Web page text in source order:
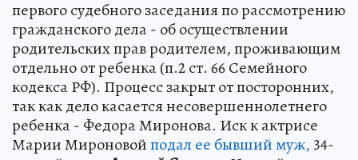
первого судебного заседания по рассмотрению
гражданского дела - об осуществлении
родительских прав родителем, проживающим
отдельно от ребенка (п.2 ст. 66 Семейного
кодекса РФ). Процесс закрыт от посторонних,
так как дело касается несовершеннолетнего
ребенка - Федора Миронова. Иск к актрисе
Марии Мироновойподал ее бывший муж, 34-